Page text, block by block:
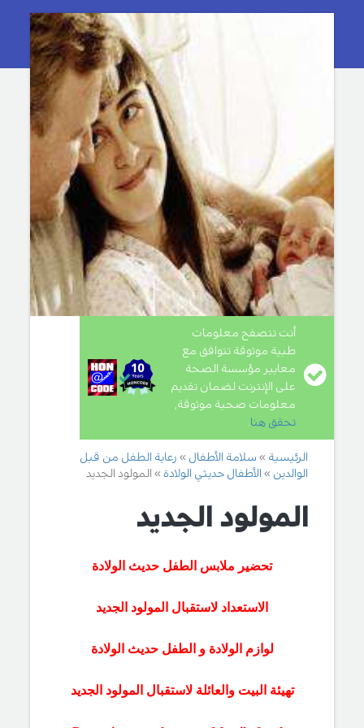
أنت تتصفح معلومات
طبية موثوقة تتوافق مع
معايير مؤسسة الصحة
على الإنترنت لضمان تقديم
معلومات صحية موثوقة,
تحقق هنا.
الرئيسية سلامة الأطفال
رعاية الطفل من قبل
الوالدين
الأطفال حديثي الولادة المولود الجديد
المولود الجديد
تحضير ملابس الطفل حديث الولادة
الاستعداد لاستقبال المولود الجديد
لوازم الولادة و الطفل حديث الولادة
تهيئة البيت والعائلة لاستقبال المولود الجديد